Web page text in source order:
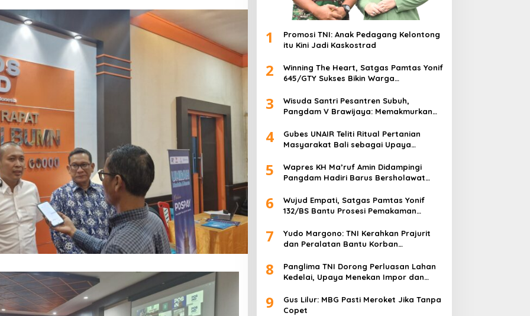
1
Promosi TNI: Anak Pedagang Kelontong
itu Kini Jadi Kaskostrad
2
Winning The Heart, Satgas Pamtas Yonif
645/GTY Sukses Bikin Warga
3
Wisuda Santri Pesantren Subuh,
Pangdam V Brawijaya: Memakmurkan
4
Gubes UNAIR Teliti Ritual Pertanian
Masyarakat Bali sebagai Upaya
5
Wapres KH Ma’ruf Amin Didampingi
Pangdam Hadiri Barus Bersholawat
6
Wujud Empati, Satgas Pamtas Yonif
132/BS Bantu Prosesi Pemakaman
7
Yudo Margono: TNI Kerahkan Prajurit
dan Peralatan Bantu Korban
8
Panglima TNI Dorong Perluasan Lahan
Kedelai, Upaya Menekan Impor dan
9
Gus Lilur: MBG Pasti Meroket Jika Tanpa
Copet